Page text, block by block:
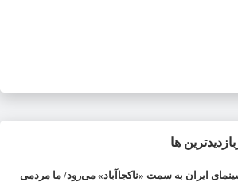
ها
ایران به سمت «ناکجاآباد» می‌رود/ ما مردمی